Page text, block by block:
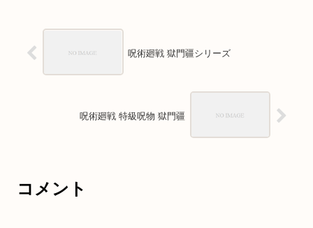
呪術廻戦 獄門疆シリーズ
呪術廻戦 特級呪物 獄門疆
コメント